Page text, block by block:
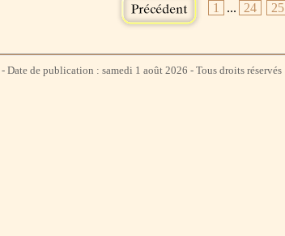
1 ... 24 25
- Date de publication : samedi 1 août 2026 - Tous droits réservés